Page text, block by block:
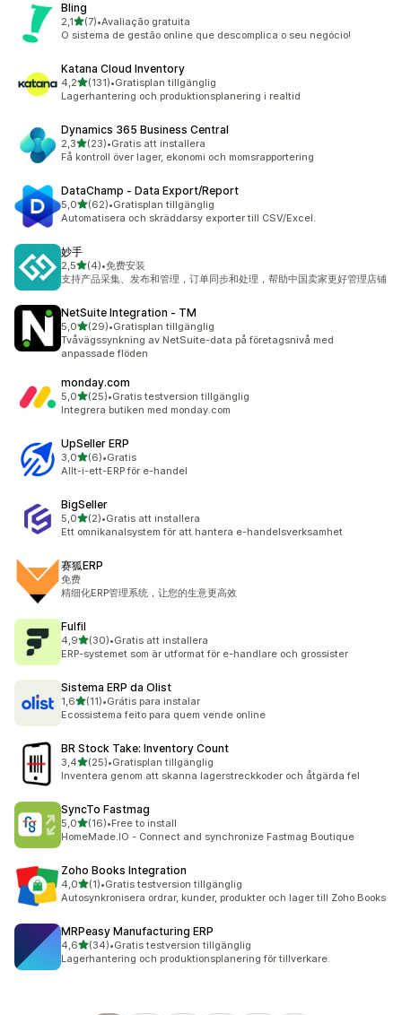
Bling
2,1av 5 stjärnor
(7)
7 recensioner totalt
•Avaliação gratuita
O sistema de gestão online que descomplica o seu negócio!
Katana Cloud Inventory
4,2av 5 stjärnor
(131)
131 recensioner totalt
•Gratisplan tillgänglig
Lagerhantering och produktionsplanering i realtid
Dynamics 365 Business Central
2,3av 5 stjärnor
(23)
23 recensioner totalt
•Gratis att installera
Få kontroll över lager, ekonomi och momsrapportering
DataChamp ‑ Data Export/Report
5,0av 5 stjärnor
(62)
62 recensioner totalt
•Gratisplan tillgänglig
Automatisera och skräddarsy exporter till CSV/Excel.
妙手
2,5av 5 stjärnor
(4)
4 recensioner totalt
•免费安装
支持产品采集、发布和管理，订单同步和处理，帮助中国卖家更好管理店铺
NetSuite Integration ‑ TM
5,0av 5 stjärnor
(29)
29 recensioner totalt
•Gratisplan tillgänglig
Tvåvägssynkning av NetSuite-data på företagsnivå med
anpassade flöden
monday.com
5,0av 5 stjärnor
(25)
25 recensioner totalt
•Gratis testversion tillgänglig
Integrera butiken med monday.com
UpSeller ERP
3,0av 5 stjärnor
(6)
6 recensioner totalt
•Gratis
Allt-i-ett-ERP för e-handel
BigSeller
5,0av 5 stjärnor
(2)
2 recensioner totalt
•Gratis att installera
Ett omnikanalsystem för att hantera e-handelsverksamhet
赛狐ERP
免费
精细化ERP管理系统，让您的生意更高效
Fulfil
4,9av 5 stjärnor
(30)
30 recensioner totalt
•Gratis att installera
ERP-systemet som är utformat för e-handlare och grossister
Sistema ERP da Olist
1,6av 5 stjärnor
(11)
11 recensioner totalt
•Grátis para instalar
Ecossistema feito para quem vende online
BR Stock Take: Inventory Count
3,4av 5 stjärnor
(25)
25 recensioner totalt
•Gratisplan tillgänglig
Inventera genom att skanna lagerstreckkoder och åtgärda fel
SyncTo Fastmag
5,0av 5 stjärnor
(16)
16 recensioner totalt
•Free to install
HomeMade.IO - Connect and synchronize Fastmag Boutique
Zoho Books Integration
4,0av 5 stjärnor
(1)
1 recensioner totalt
•Gratis testversion tillgänglig
Autosynkronisera ordrar, kunder, produkter och lager till Zoho Books
MRPeasy Manufacturing ERP
4,6av 5 stjärnor
(34)
34 recensioner totalt
•Gratis testversion tillgänglig
Lagerhantering och produktionsplanering för tillverkare.